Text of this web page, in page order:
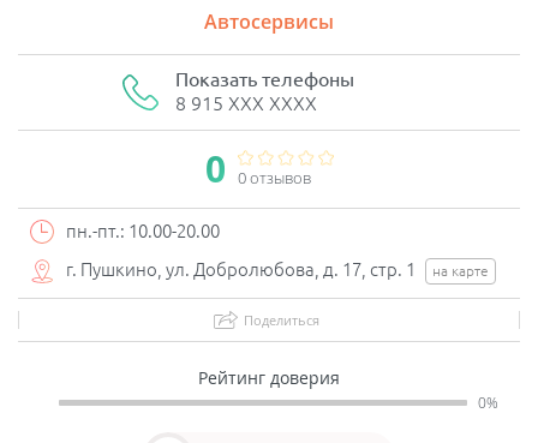
Автосервисы
Показать телефоны
8 915 XXX XXXX
0 0 отзывов
пн.-пт.: 10.00-20.00
г. Пушкино, ул. Добролюбова, д. 17, стр. 1
на карте
Поделиться
Рейтинг доверия
0%